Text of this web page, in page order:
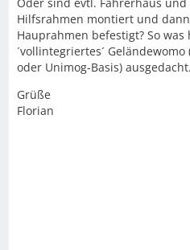
Hilfsrahmen montiert und
Hauprahmen befestigt? So
´vollintegriertes´
oder Unimog-Basis) ausgedacht.
Grüße
Florian